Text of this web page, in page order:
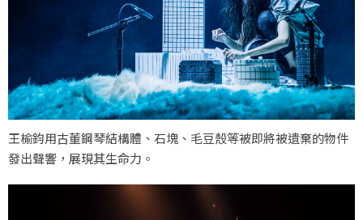
王榆鈞用古董鋼琴結構體、石塊、毛豆殼等被即將被遺棄的物件
發出聲響，展現其生命力。